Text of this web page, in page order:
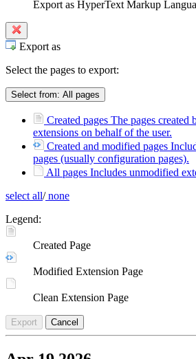
Export as HyperText Markup
Export as
Select the pages to export:
Select from: All pages
Created pages The pages
extensions on behalf of the user.
Created and modified pages
pages (usually configuration pages).
All pages Includes unmodified
select all/none
Legend:
Created Page
Modified Extension Page
Clean Extension Page
Export Cancel